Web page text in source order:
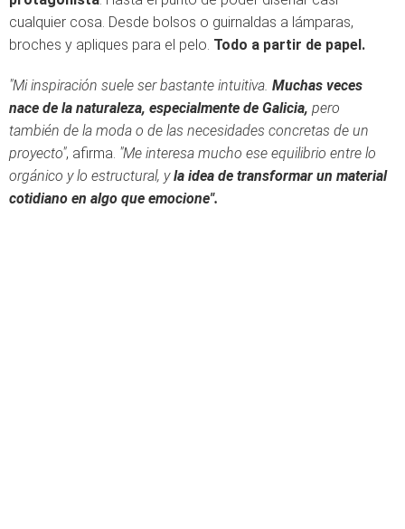
cualquier cosa. Desde bolsos o guirnaldas a lámparas,
broches y apliques para el pelo. Todo a partir de papel.
"Mi inspiración suele ser bastante intuitiva. Muchas veces
nace de la naturaleza, especialmente de Galicia, pero
también de la moda o de las necesidades concretas de un
proyecto", afirma. "Me interesa mucho ese equilibrio entre lo
orgánico y lo estructural, yla idea de transformar un material
cotidiano en algo que emocione".